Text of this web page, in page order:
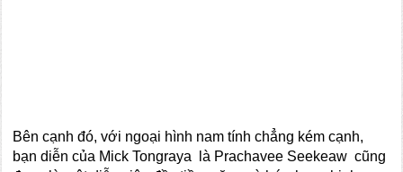
Bên cạnh đó, với ngoại hình nam tính chẳng kém cạnh,
bạn diễn của Mick Tongraya
là Prachavee Seekeaw cũng